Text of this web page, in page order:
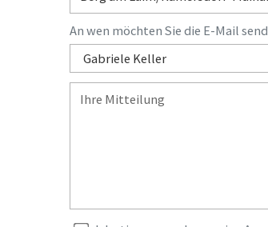
An wen möchten Sie die E-Mail